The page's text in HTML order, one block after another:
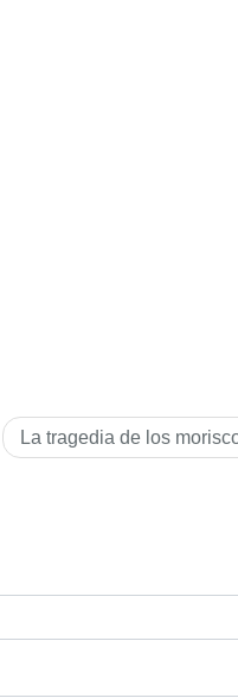
La tragedia de los